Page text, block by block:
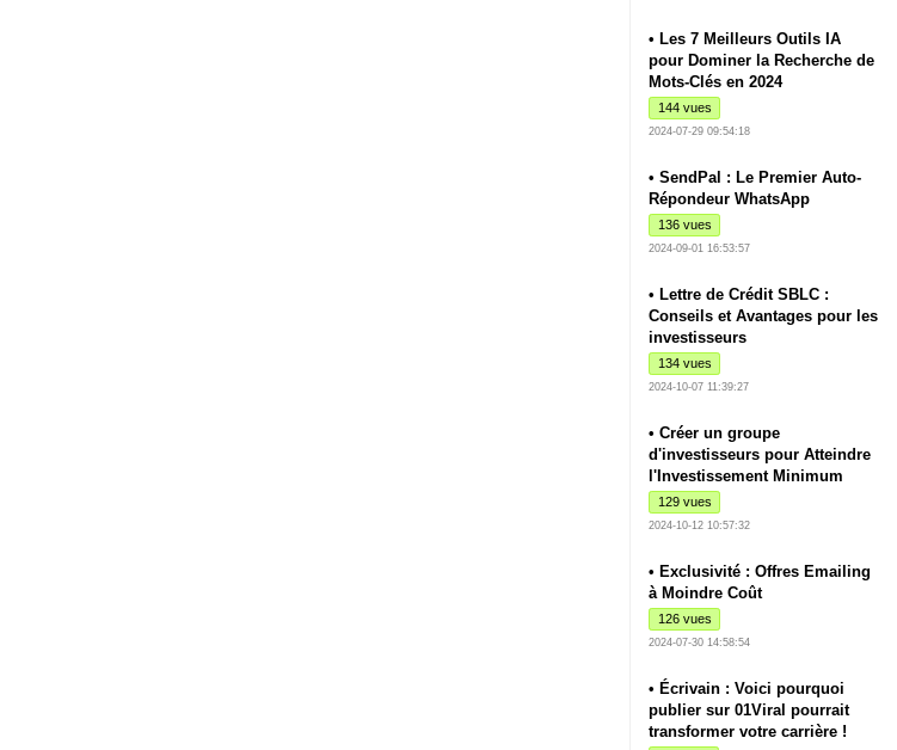
• Les 7 Meilleurs Outils IA
pour Dominer la Recherche de
Mots-Clés en 2024
144 vues
2024-07-29 09:54:18
• SendPal : Le Premier Auto-
Répondeur WhatsApp
136 vues
2024-09-01 16:53:57
• Lettre de Crédit SBLC :
Conseils et Avantages pour les
investisseurs
134 vues
2024-10-07 11:39:27
• Créer un groupe
d'investisseurs pour Atteindre
l'Investissement Minimum
129 vues
2024-10-12 10:57:32
• Exclusivité : Offres Emailing
à Moindre Coût
126 vues
2024-07-30 14:58:54
• Écrivain : Voici pourquoi
publier sur 01Viral pourrait
transformer votre carrière !